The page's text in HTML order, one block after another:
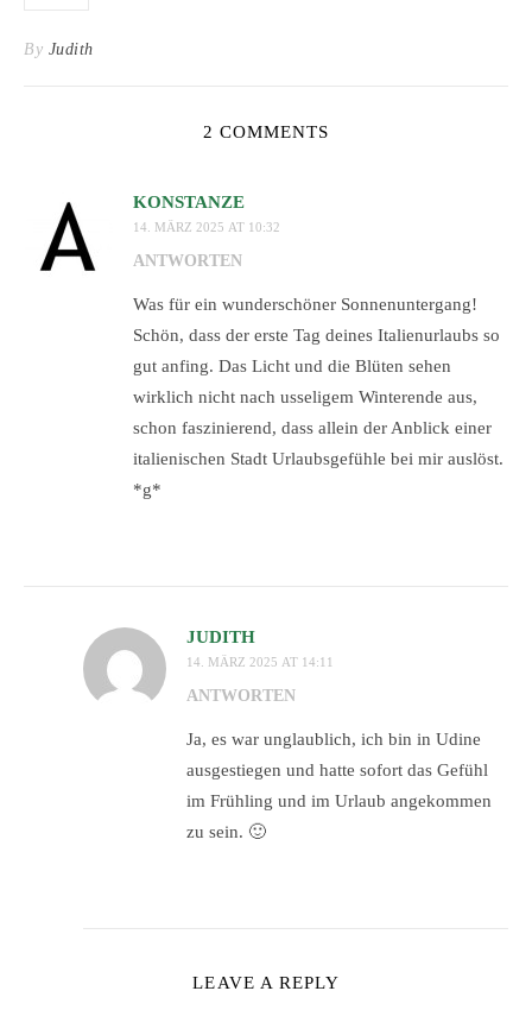
By Judith
2 COMMENTS
KONSTANZE
14. MÄRZ 2025 AT 10:32
ANTWORTEN
Was für ein wunderschöner Sonnenuntergang!
Schön, dass der erste Tag deines Italienurlaubs so
gut anfing. Das Licht und die Blüten sehen
wirklich nicht nach usseligem Winterende aus,
schon faszinierend, dass allein der Anblick einer
italienischen Stadt Urlaubsgefühle bei mir auslöst.
*g*
JUDITH
14. MÄRZ 2025 AT 14:11
ANTWORTEN
Ja, es war unglaublich, ich bin in Udine
ausgestiegen und hatte sofort das Gefühl
im Frühling und im Urlaub angekommen
zu sein. 🙂
LEAVE A REPLY